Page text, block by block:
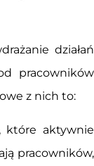
działań
pracowników
z nich to:
które aktywnie
pracowników,